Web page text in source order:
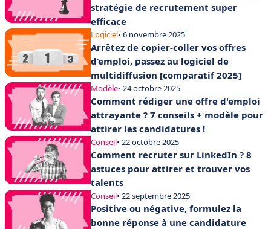
stratégie de recrutement super
efficace
Logiciel• 6 novembre 2025
Arrêtez de copier-coller vos offres
d’emploi, passez au logiciel de
multidiffusion [comparatif 2025]
Modèle• 24 octobre 2025
Comment rédiger une offre d'emploi
attrayante ? 7 conseils + modèle pour
attirer les candidatures !
Conseil• 22 octobre 2025
Comment recruter sur LinkedIn ? 8
astuces pour attirer et trouver vos
talents
Conseil• 22 septembre 2025
Positive ou négative, formulez la
bonne réponse à une candidature